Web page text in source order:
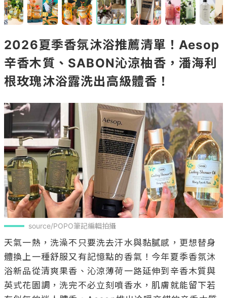
2026夏季香氛沐浴推薦清單！Aesop
辛香木質、SABON沁涼柚香，潘海利
根玫瑰沐浴露洗出高級體香！
source/POPO筆記編輯拍攝
天氣一熱，洗澡不只要洗去汗水與黏膩感，更想替身
體換上一種舒服又有記憶點的香氣！今年夏季香氛沐
浴新品從清爽果香、沁涼薄荷一路延伸到辛香木質與
英式花園調，洗完不必立刻噴香水，肌膚就能留下若